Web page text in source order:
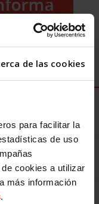
de las cookies
para facilitar la
de uso
cookies a utilizar
más información
.
a la jubilación
por qué darte un día